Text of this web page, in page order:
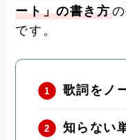
ート」の書き方
です。
歌詞をノ
知らない